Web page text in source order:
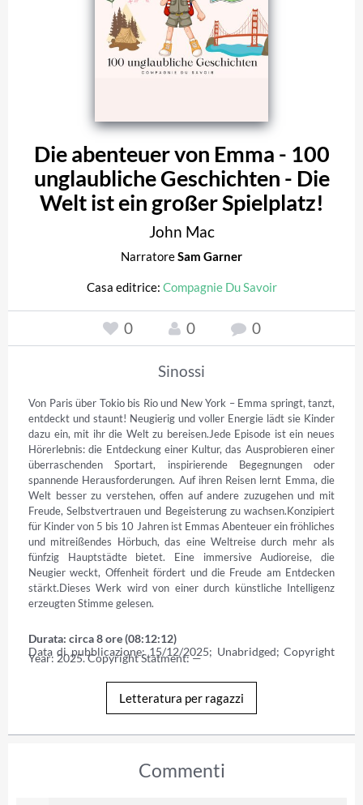
Die abenteuer von Emma - 100
unglaubliche Geschichten - Die
Welt ist ein großer Spielplatz!
John Mac
NarratoreSam Garner
Casa editrice: Compagnie Du Savoir
0 0 0
Sinossi
Von Paris über Tokio bis Rio und New York – Emma springt, tanzt,
entdeckt und staunt! Neugierig und voller Energie lädt sie Kinder
dazu ein, mit ihr die Welt zu bereisen.Jede Episode ist ein neues
Hörerlebnis: die Entdeckung einer Kultur, das Ausprobieren einer
überraschenden Sportart, inspirierende Begegnungen oder
spannende Herausforderungen. Auf ihren Reisen lernt Emma, die
Welt besser zu verstehen, offen auf andere zuzugehen und mit
Freude, Selbstvertrauen und Begeisterung zu wachsen.Konzipiert
für Kinder von 5 bis 10 Jahren ist Emmas Abenteuer ein fröhliches
und mitreißendes Hörbuch, das eine Weltreise durch mehr als
fünfzig Hauptstädte bietet. Eine immersive Audioreise, die
Neugier weckt, Offenheit fördert und die Freude am Entdecken
stärkt.Dieses Werk wird von einer durch künstliche Intelligenz
erzeugten Stimme gelesen.
Durata: circa 8 ore (08:12:12)
Data di pubblicazione: 15/12/2025; Unabridged; Copyright
Year: 2025. Copyright Statment: —
Letteratura per ragazzi
Commenti